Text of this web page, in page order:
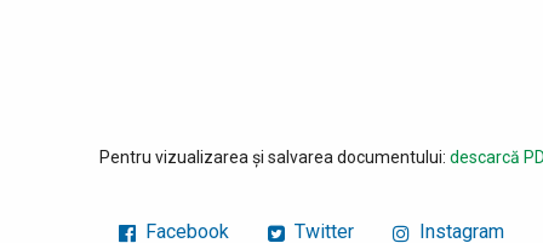
Pentru vizualizarea și salvarea documentului: descarcă
Facebook Twitter Instagram